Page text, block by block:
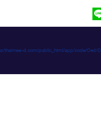
d.com/public_html/app/code/